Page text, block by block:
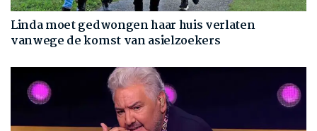
Linda moet gedwongen haar huis verlaten
vanwege de komst van asielzoekers